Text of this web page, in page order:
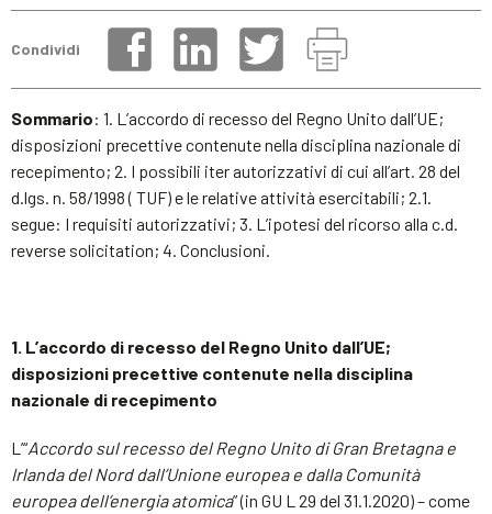
Condividi
Sommario: 1. L’accordo di recesso del Regno Unito dall’UE;
disposizioni precettive contenute nella disciplina nazionale di
recepimento; 2. I possibili iter autorizzativi di cui all’art. 28 del
d.lgs. n. 58/1998 ( TUF) e le relative attività esercitabili; 2.1.
segue: I requisiti autorizzativi; 3. L’ipotesi del ricorso alla c.d.
reverse solicitation; 4. Conclusioni.
1. L’accordo di recesso del Regno Unito dall’UE;
disposizioni precettive contenute nella disciplina
nazionale di recepimento
L’“Accordo sul recesso del Regno Unito di Gran Bretagna e
Irlanda del Nord dall’Unione europea e dalla Comunità
europea dell’energia atomica” (in GU L 29 del 31.1.2020) – come